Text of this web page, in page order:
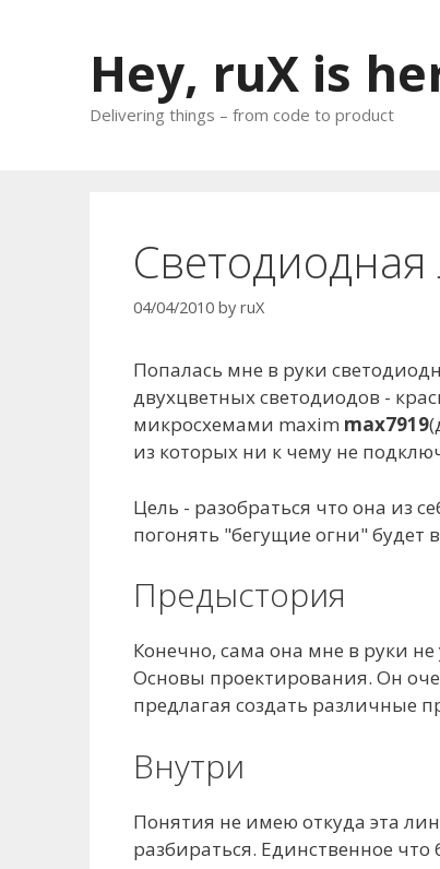
Hey, ruX is
Delivering things – from code to product
04/04/2010 by ruX
Попалась мне в руки
двухцветных светодиодов -
микросхемами maxim max7919
из которых ни к чему не
Цель - разобраться что она из
погонять "бегущие огни" будет
Предыстория
Конечно, сама она мне в руки
Основы проектирования. Он
предлагая создать различные
Внутри
Понятия не имею откуда эта
разбираться. Единственное